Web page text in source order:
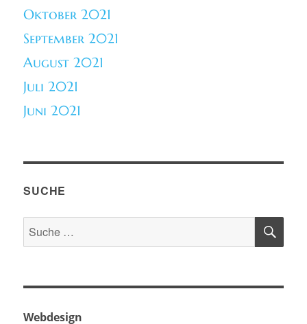
Oktober 2021
September 2021
August 2021
Juli 2021
Juni 2021
SUCHE
Suche
nach:
Webdesign